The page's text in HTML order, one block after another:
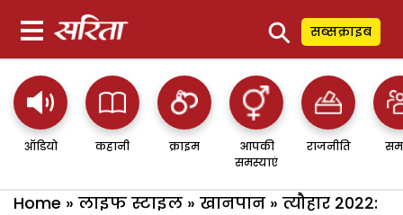
⚲ सब्सक्राइब
ऑडियो कहानी क्राइम
आपकी
समस्याएं
राजनीति
Home » लाइफ स्टाइल » खानपान » त्यौहार 2022: